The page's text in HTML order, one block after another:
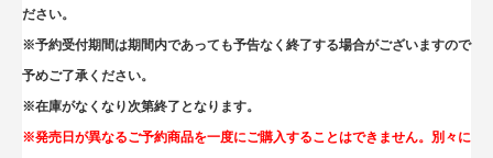
ださい。
※予約受付期間は期間内であっても予告なく終了する場合がございますので
予めご了承ください。
※在庫がなくなり次第終了となります。
※発売日が異なるご予約商品を一度にご購入することはできません。別々に